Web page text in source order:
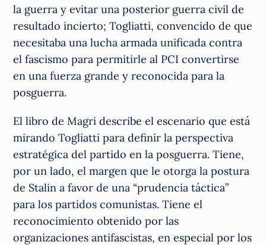
la guerra y evitar una posterior guerra civil de
resultado incierto; Togliatti, convencido de que
necesitaba una lucha armada unificada contra
el fascismo para permitirle al PCI convertirse
en una fuerza grande y reconocida para la
posguerra.
El libro de Magri describe el escenario que está
mirando Togliatti para definir la perspectiva
estratégica del partido en la posguerra. Tiene,
por un lado, el margen que le otorga la postura
de Stalin a favor de una “prudencia táctica”
para los partidos comunistas. Tiene el
reconocimiento obtenido por las
organizaciones antifascistas, en especial por los